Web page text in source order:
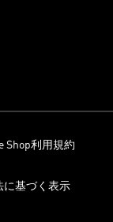
Shop利用規約
に基づく表示